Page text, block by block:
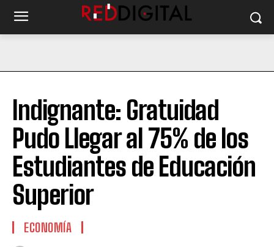
Indignante: Gratuidad
Pudo Llegar al 75% de los
Estudiantes de Educación
Superior
ECONOMÍA